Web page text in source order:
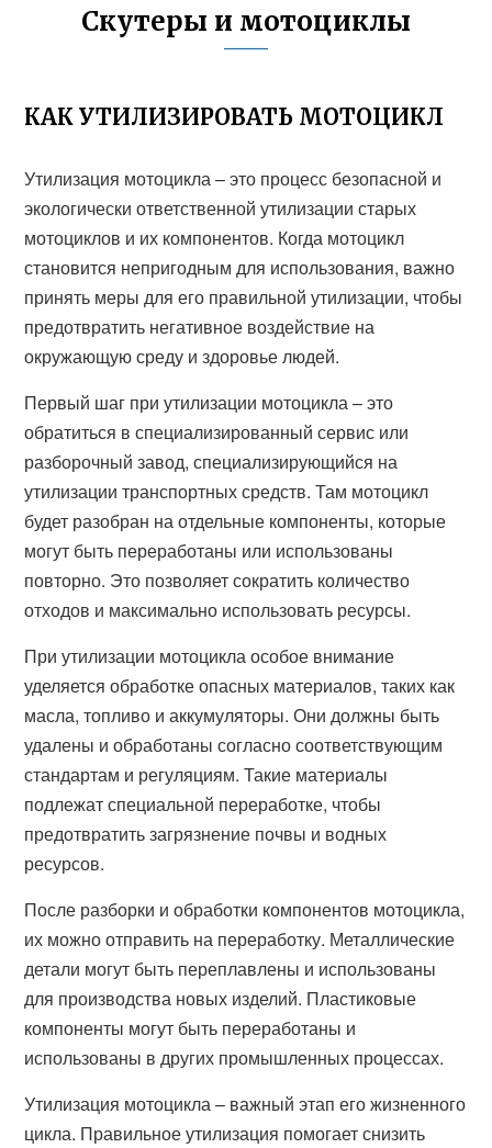
Скутеры и мотоциклы
КАК УТИЛИЗИРОВАТЬ МОТОЦИКЛ
Утилизация мотоцикла – это процесс безопасной и
экологически ответственной утилизации старых
мотоциклов и их компонентов. Когда мотоцикл
становится непригодным для использования, важно
принять меры для его правильной утилизации, чтобы
предотвратить негативное воздействие на
окружающую среду и здоровье людей.
Первый шаг при утилизации мотоцикла – это
обратиться в специализированный сервис или
разборочный завод, специализирующийся на
утилизации транспортных средств. Там мотоцикл
будет разобран на отдельные компоненты, которые
могут быть переработаны или использованы
повторно. Это позволяет сократить количество
отходов и максимально использовать ресурсы.
При утилизации мотоцикла особое внимание
уделяется обработке опасных материалов, таких как
масла, топливо и аккумуляторы. Они должны быть
удалены и обработаны согласно соответствующим
стандартам и регуляциям. Такие материалы
подлежат специальной переработке, чтобы
предотвратить загрязнение почвы и водных
ресурсов.
После разборки и обработки компонентов мотоцикла,
их можно отправить на переработку. Металлические
детали могут быть переплавлены и использованы
для производства новых изделий. Пластиковые
компоненты могут быть переработаны и
использованы в других промышленных процессах.
Утилизация мотоцикла – важный этап его жизненного
цикла. Правильное утилизация помогает снизить